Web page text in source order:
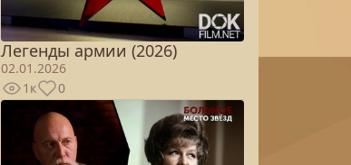
Легенды армии (2026)
02.01.2026
1к
0